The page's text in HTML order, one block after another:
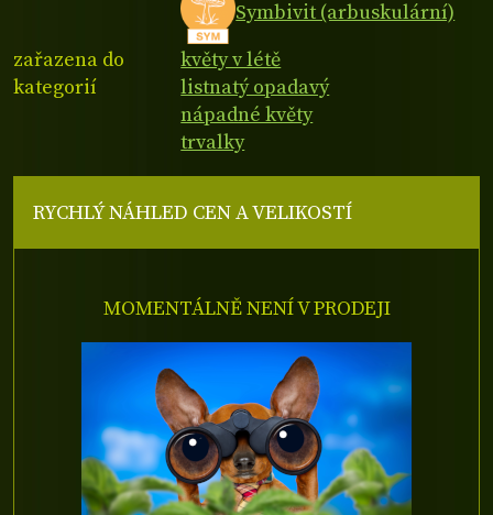
Symbivit (arbuskulární)
zařazena do
kategorií
květy v létě
listnatý opadavý
nápadné květy
trvalky
RYCHLÝ NÁHLED CEN A VELIKOSTÍ
MOMENTÁLNĚ NENÍ V PRODEJI